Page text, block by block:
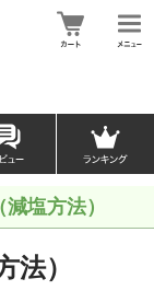
塩方法）
法）